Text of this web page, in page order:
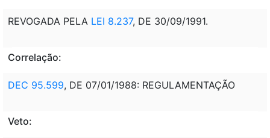
REVOGADA PELA LEI 8.237, DE 30/09/1991.
Correlação:
DEC 95.599, DE 07/01/1988: REGULAMENTAÇÃO
Veto: